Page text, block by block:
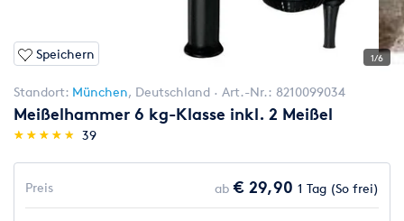
Speichern 1/6
Standort: München, Deutschland Art.-Nr.: 8210099034
Meißelhammer 6 kg-Klasse inkl. 2 Meißel
(*)
★
★
(*)★
★
(*) ★
★
(*) ★
★
(*) ★
★ 39
Preis ab € 29,90 1 Tag (So frei)